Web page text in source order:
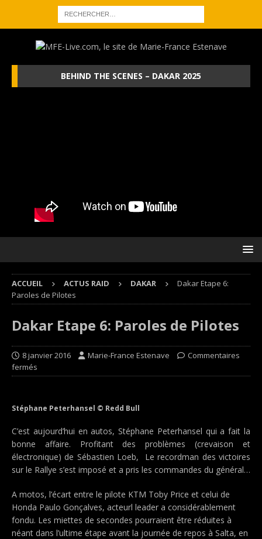
BEHIND THE SCENES – DAKAR 2025
ACCUEIL ACTUS RAID DAKAR
Dakar Etape 6:
Paroles de Pilotes
Dakar Etape 6: Paroles de Pilotes
8 janvier 2016 Marie-France Estenave
Commentaires
fermés
Stéphane Peterhansel © Redd Bull
C’est aujourd’hui en autos, Stéphane Peterhansel qui a fait la
bonne affaire. Profitant des problèmes (crevaison et
électronique) de Sébastien Loeb, Le recordman des victoires
sur le Rallye s’est imposé et a pris les commandes du général…
A motos, l’écart entre le pilote KTM Toby Price et celui de
Honda Paulo Gonçalves, acteurl leader a considérablement
fondu. Les miettes de secondes pourraient être réduites à
néant dans l’ultime étape avant la journée de repos à Salta, en